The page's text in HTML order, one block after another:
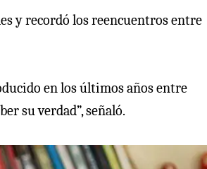
y recordó los reencuentros entre
en los últimos años entre
su verdad”, señaló.